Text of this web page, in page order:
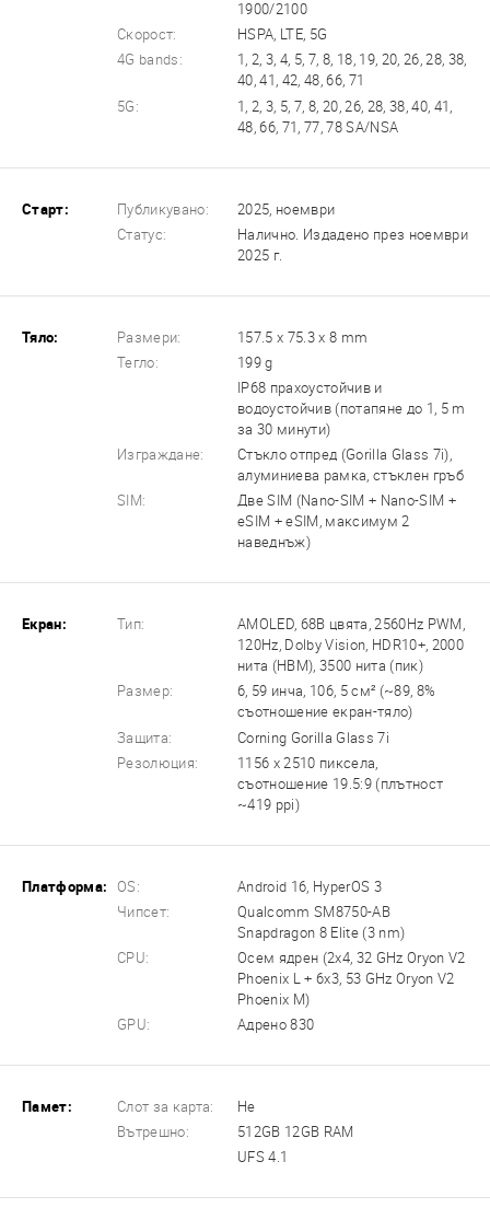
1900/2100
Скорост:
HSPA, LTE, 5G
4G bands:
1, 2, 3, 4, 5, 7, 8, 18, 19, 20, 26, 28, 38,
40, 41, 42, 48, 66, 71
5G:
1, 2, 3, 5, 7, 8, 20, 26, 28, 38, 40, 41,
48, 66, 71, 77, 78 SA/NSA
Старт: Публикувано:
2025, ноември
Статус:
Налично. Издадено през ноември
2025 г.
Тяло: Размери:
157.5 x 75.3 x 8 mm
Тегло:
199 g
IP68 прахоустойчив и
водоустойчив (потапяне до 1, 5 m
за 30 минути)
Изграждане:
Стъкло отпред (Gorilla Glass 7i),
алуминиева рамка, стъклен гръб
SIM:
Две SIM (Nano-SIM + Nano-SIM +
eSIM + eSIM, максимум 2
наведнъж)
Екран: Тип:
AMOLED, 68B цвята, 2560Hz PWM,
120Hz, Dolby Vision, HDR10+, 2000
нита (HBM), 3500 нита (пик)
Размер:
6, 59 инча, 106, 5 см² (~89, 8%
съотношение екран-тяло)
Защита:
Corning Gorilla Glass 7i
Резолюция:
1156 x 2510 пиксела,
съотношение 19.5:9 (плътност
~419 ppi)
Платформа: OS:
Android 16, HyperOS 3
Чипсет:
Qualcomm SM8750-AB
Snapdragon 8 Elite (3 nm)
CPU:
Осем ядрен (2x4, 32 GHz Oryon V2
Phoenix L + 6x3, 53 GHz Oryon V2
Phoenix M)
GPU:
Адрено 830
Памет: Слот за карта:
Не
Вътрешно:
512GB 12GB RAM
UFS 4.1